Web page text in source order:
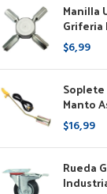
Manilla
Griferia
$6,99
Manto
$16,99
Rueda